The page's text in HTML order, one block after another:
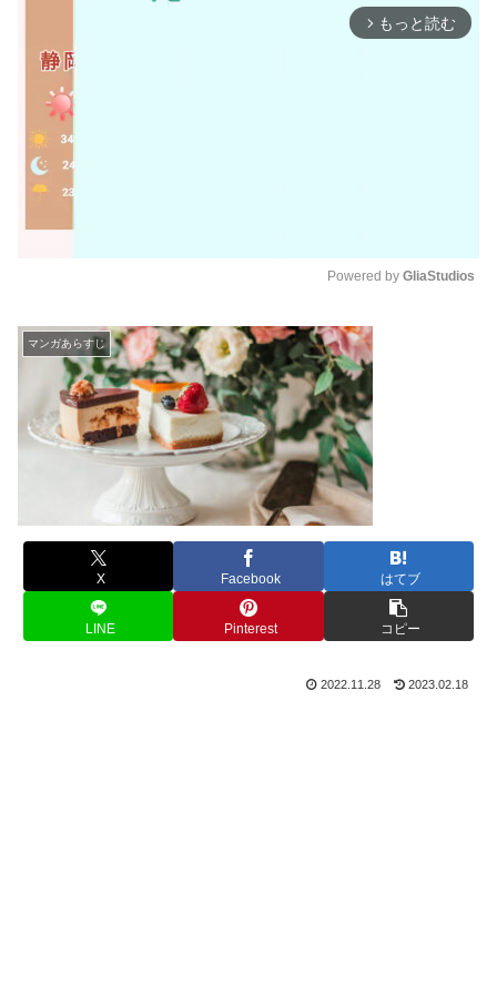
arrow_forward_ios もっと読む
Powered by GliaStudios
マンガあらすじ
X Facebook はてブ
LINE Pinterest コピー
2022.11.28 2023.02.18